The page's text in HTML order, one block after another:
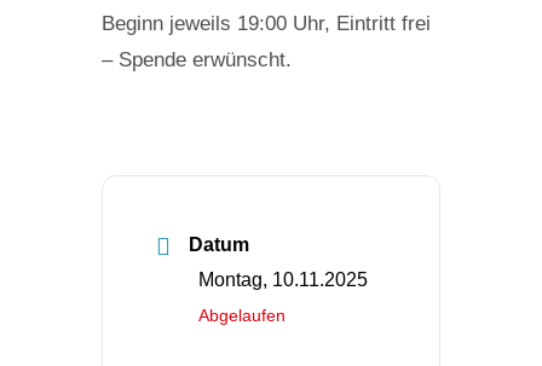
Beginn jeweils 19:00 Uhr, Eintritt frei
– Spende erwünscht.
Datum
Montag, 10.11.2025
Abgelaufen